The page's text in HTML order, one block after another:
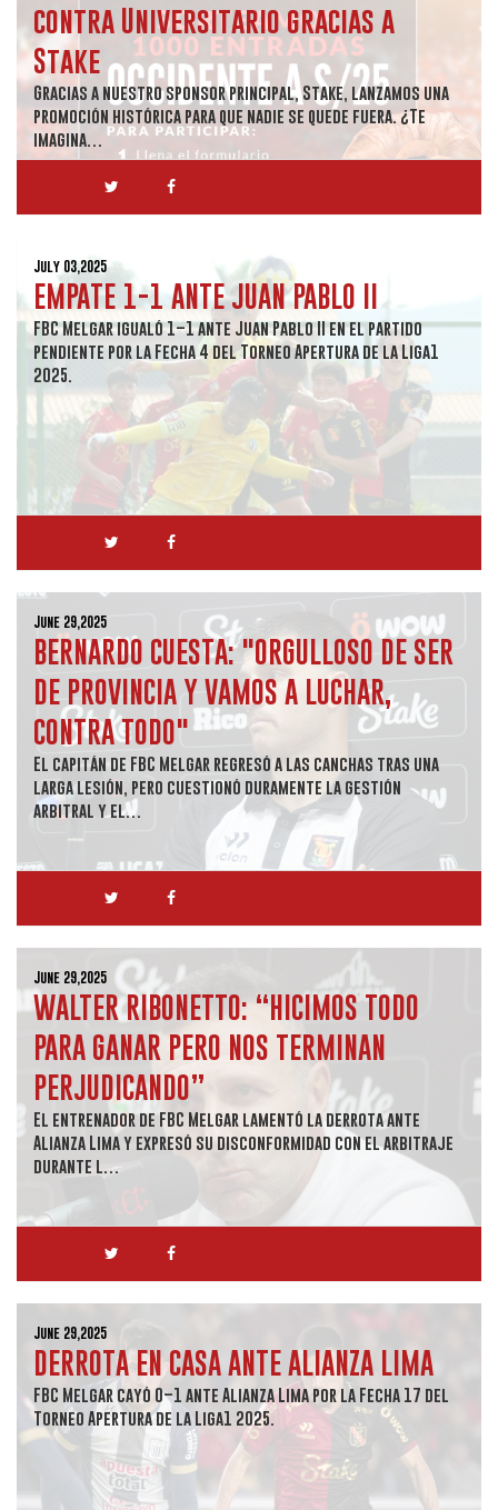
contra Universitario gracias a
Stake
Gracias a nuestro sponsor principal, Stake, lanzamos una
promoción histórica para que nadie se quede fuera. ¿Te
imagina…
July 03,2025
EMPATE 1-1 ANTE JUAN PABLO II
FBC Melgar igualó 1–1 ante Juan Pablo II en el partido
pendiente por la Fecha 4 del Torneo Apertura de la Liga1
2025.
June 29,2025
BERNARDO CUESTA: "ORGULLOSO DE SER
DE PROVINCIA Y VAMOS A LUCHAR,
CONTRA TODO"
El capitán de FBC Melgar regresó a las canchas tras una
larga lesión, pero cuestionó duramente la gestión
arbitral y el…
June 29,2025
WALTER RIBONETTO: “HICIMOS TODO
PARA GANAR PERO NOS TERMINAN
PERJUDICANDO”
El entrenador de FBC Melgar lamentó la derrota ante
Alianza Lima y expresó su disconformidad con el arbitraje
durante l…
June 29,2025
DERROTA EN CASA ANTE ALIANZA LIMA
FBC Melgar cayó 0–1 ante Alianza Lima por la Fecha 17 del
Torneo Apertura de la Liga1 2025.